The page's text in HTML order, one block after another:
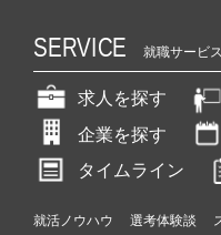
SERVICE 就職サービス
求人を探す
企業を探す
タイムライン
就活ノウハウ 選考体験談